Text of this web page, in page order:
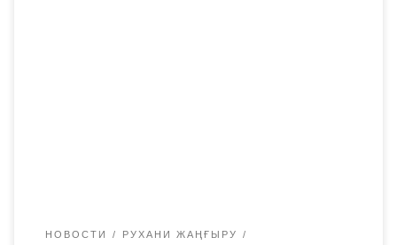
НОВОСТИ РУХАНИ ЖАҢҒЫРУ